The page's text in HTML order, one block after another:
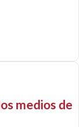
medios de